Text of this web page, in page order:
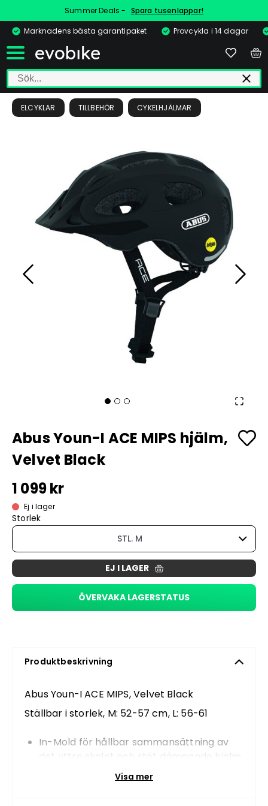
Summer Deals - Spara tusenlappar!
Marknadens bästa garantipaket
Provcykla i 14 dagar
ELCYKLAR TILLBEHÖR CYKELHJÄLMAR
Abus Youn-I ACE MIPS hjälm,
Velvet Black
1 099 kr
Ej i lager
Storlek
STL. M
EJ I LAGER
ÖVERVAKA LAGERSTATUS
Produktbeskrivning
Abus Youn-I ACE MIPS, Velvet Black
Ställbar i storlek, M: 52-57 cm, L: 56-61
In-Mold för hållbar sammansättning av
det yttre skalet och stöt dämpande hjälm
materialet (EPS)
Avtagbar skärm
Visa mer